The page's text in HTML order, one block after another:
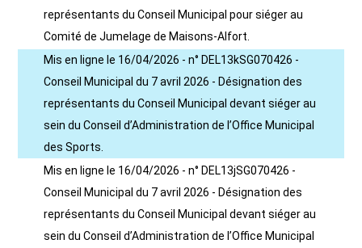
représentants du Conseil Municipal pour siéger au
Comité de Jumelage de Maisons-Alfort.
Mis en ligne le 16/04/2026 - n° DEL13kSG070426 -
Conseil Municipal du 7 avril 2026 - Désignation des
représentants du Conseil Municipal devant siéger au
sein du Conseil d’Administration de l’Office Municipal
des Sports.
Mis en ligne le 16/04/2026 - n° DEL13jSG070426 -
Conseil Municipal du 7 avril 2026 - Désignation des
représentants du Conseil Municipal devant siéger au
sein du Conseil d’Administration de l’Office Municipal